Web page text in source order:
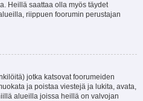
Heillä saattaa olla myös täydet
riippuen foorumin perustajan
jotka katsovat foorumeiden
ja poistaa viestejä ja lukita, avata,
alueilla joissa heillä on valvojan